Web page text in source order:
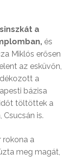
a
és
Miklós erősen
az esküvőn,
a
bázisa
töltöttek a
is.
rokona a
meg magát,